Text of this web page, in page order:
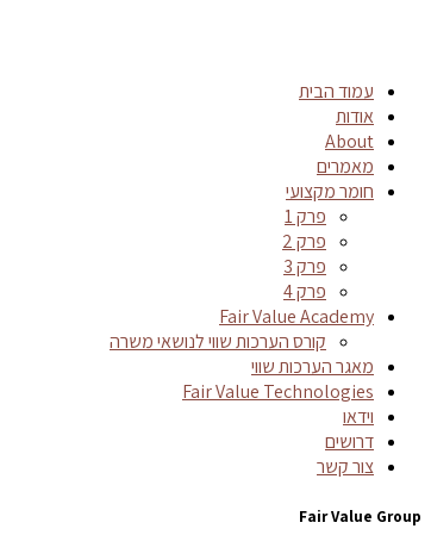
עמוד הבית
אודות
About
מאמרים
חומר מקצועי
פרק 1
פרק 2
פרק 3
פרק 4
Fair Value Academy
קורס הערכות שווי לנושאי משרה
מאגר הערכות שווי
Fair Value Technologies
וידאו
דרושים
צור קשר
Fair Value Group